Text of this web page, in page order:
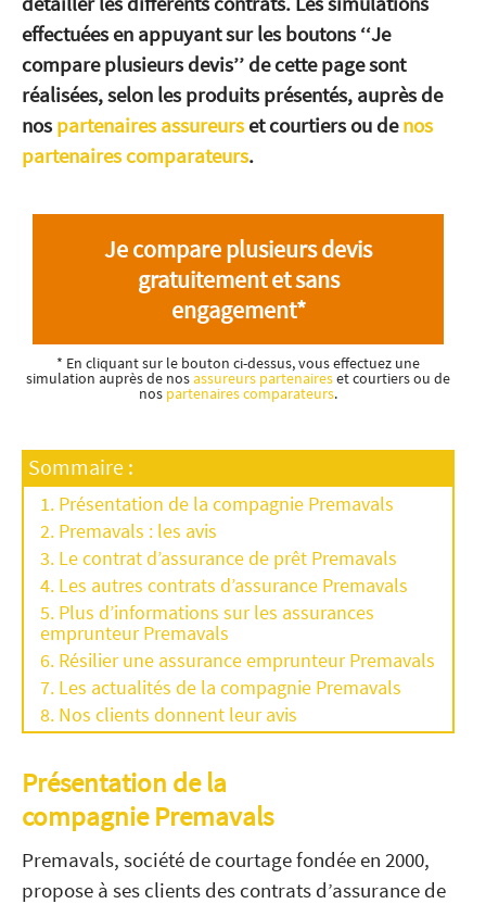
effectuées en appuyant sur les boutons ‘‘Je
compare plusieurs devis’’ de cette page sont
réalisées, selon les produits présentés, auprès de
nos partenaires assureurs et courtiers ou de nos
partenaires comparateurs.
Je compare plusieurs devis
gratuitement et sans
engagement*
* En cliquant sur le bouton ci-dessus, vous effectuez une
simulation auprès de nosassureurs partenaireset courtiers ou de
nos partenaires comparateurs.
Sommaire :
Présentation de la compagnie Premavals
Premavals : les avis
Le contrat d’assurance de prêt Premavals
Les autres contrats d’assurance Premavals
Plus d’informations sur les assurances
emprunteur Premavals
Résilier une assurance emprunteur Premavals
Les actualités de la compagnie Premavals
Nos clients donnent leur avis
Présentation de la
compagnie Premavals
Premavals, société de courtage fondée en 2000,
propose à ses clients des contrats d’assurance de